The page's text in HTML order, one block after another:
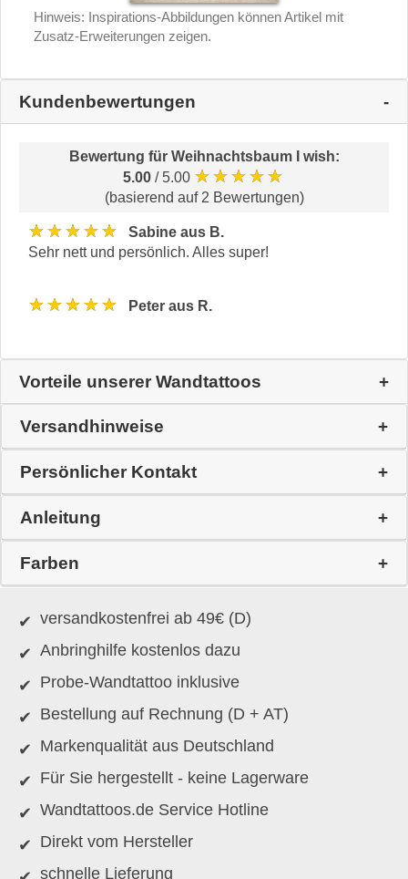
Hinweis: Inspirations-Abbildungen können Artikel mit
Zusatz-Erweiterungen zeigen.
Kundenbewertungen
Bewertung für Weihnachtsbaum I wish:
5.00 / 5.00 ★★★★★
(basierend auf 2 Bewertungen)
★★★★★
Sabine aus B.
Sehr nett und persönlich. Alles super!
★★★★★ Peter aus R.
Vorteile unserer Wandtattoos
Versandhinweise
Persönlicher Kontakt
Anleitung
Farben
versandkostenfrei ab 49€ (D)
Anbringhilfe kostenlos dazu
Probe-Wandtattoo inklusive
Bestellung auf Rechnung (D + AT)
Markenqualität aus Deutschland
Für Sie hergestellt - keine Lagerware
Wandtattoos.de Service Hotline
Direkt vom Hersteller
schnelle Lieferung